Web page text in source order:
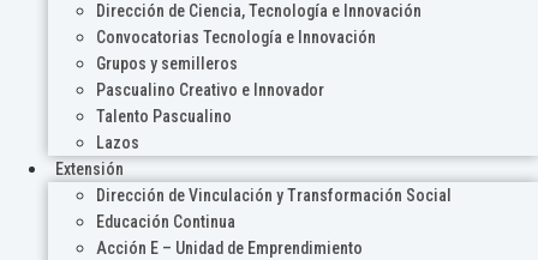
Dirección de Ciencia, Tecnología e Innovación
Convocatorias Tecnología e Innovación
Grupos y semilleros
Pascualino Creativo e Innovador
Talento Pascualino
Lazos
Extensión
Dirección de Vinculación y Transformación Social
Educación Continua
Acción E – Unidad de Emprendimiento